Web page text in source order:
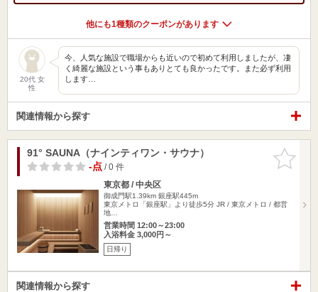
他にも1種類のクーポンがあります
20代 女
性
今、人気な施設で職場からも近いので初めて利用しましたが、凄
く綺麗な施設という事もありとても良かったです。また必ず利用
します…
関連情報から探す
お気に入
りに追加
91° SAUNA（ナインティワン・サウナ）
-点/ 0 件
東京都 / 中央区
御成門駅1.39km 銀座駅445m
東京メトロ「銀座駅」より徒歩5分 JR / 東京メトロ / 都営
地…
営業時間 12:00～23:00
入浴料金 3,000円～
日帰り
関連情報から探す